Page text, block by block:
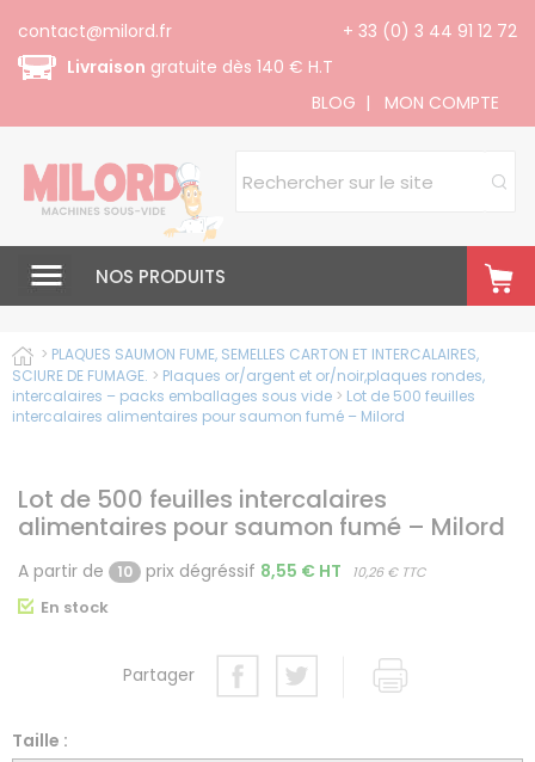
+ 33 (0) 3 44 91 12 72
contact@milord.fr
Livraison gratuite dès 140 € H.T
BLOG | MON COMPTE
NOS PRODUITS
> PLAQUES SAUMON FUME, SEMELLES CARTON ET INTERCALAIRES,
SCIURE DE FUMAGE. > Plaques or/argent et or/noir,plaques rondes,
intercalaires – packs emballages sous vide > Lot de 500 feuilles
intercalaires alimentaires pour saumon fumé – Milord
Lot de 500 feuilles intercalaires
alimentaires pour saumon fumé – Milord
A partir de 10 prix dégréssif 8,55 € HT 10,26 € TTC
En stock
Partager
Taille :